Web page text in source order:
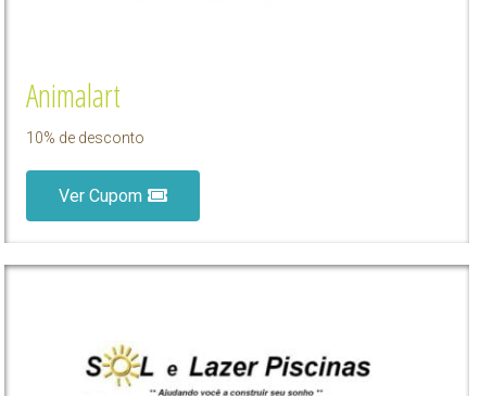
Animalart
10% de desconto
Ver Cupom